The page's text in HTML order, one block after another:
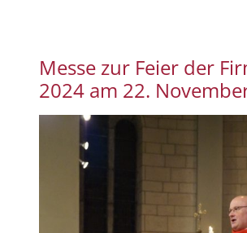
Messe zur Feier der
2024 am 22.